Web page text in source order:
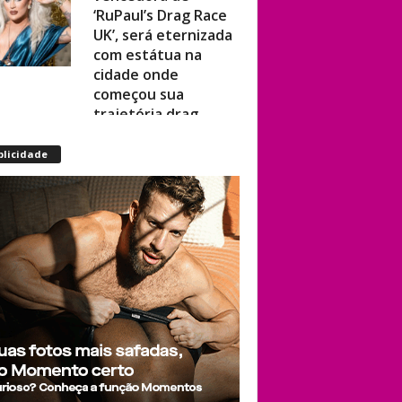
UK’, será eternizada
com estátua na
cidade onde
começou sua
trajetória drag
espanhol viram
assunto na web por
fotos “românticas”
em iate
Presença de
Shangela faz
estrelas de RuPaul’s
Drag Race
abandonarem festa
de aniversário de